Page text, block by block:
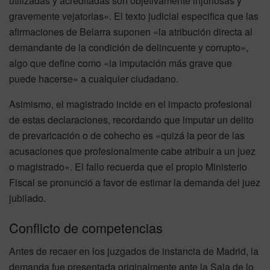
gravemente vejatorias». El texto judicial especifica que las
afirmaciones de Belarra suponen «la atribución directa al
demandante de la condición de delincuente y corrupto»,
algo que define como «la imputación más grave que
puede hacerse» a cualquier ciudadano.
Asimismo, el magistrado incide en el impacto profesional
de estas declaraciones, recordando que imputar un delito
de prevaricación o de cohecho es «quizá la peor de las
acusaciones que profesionalmente cabe atribuir a un juez
o magistrado». El fallo recuerda que el propio Ministerio
Fiscal se pronunció a favor de estimar la demanda del juez
jubilado.
Conflicto de competencias
Antes de recaer en los juzgados de instancia de Madrid, la
demanda fue presentada originalmente ante la Sala de lo